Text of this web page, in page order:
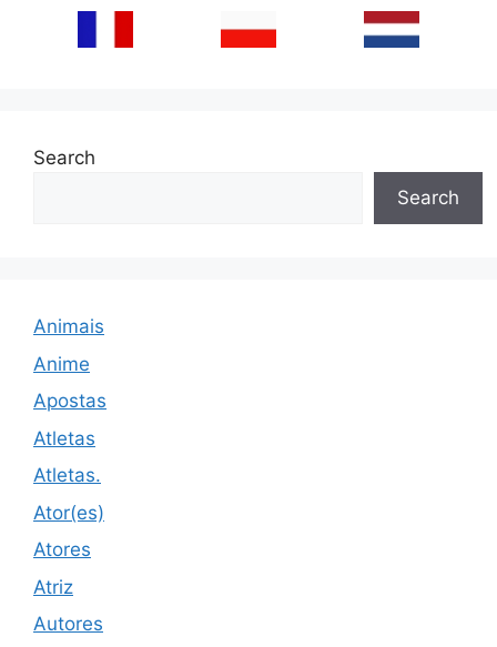
Search
Search
Animais
Anime
Apostas
Atletas
Atletas.
Ator(es)
Atores
Atriz
Autores